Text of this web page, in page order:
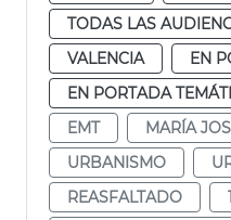
TODAS LAS
VALENCIA
EN
EN PORTADA
EMT
MARÍA
URBANISMO
REASFALTADO